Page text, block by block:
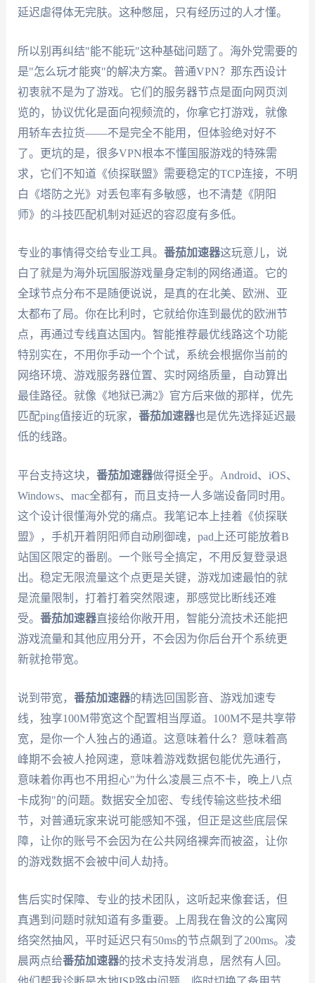
延迟虐得体无完肤。这种憋屈，只有经历过的人才懂。
所以别再纠结"能不能玩"这种基础问题了。海外党需要的
是"怎么玩才能爽"的解决方案。普通VPN？那东西设计
初衷就不是为了游戏。它们的服务器节点是面向网页浏
览的，协议优化是面向视频流的，你拿它打游戏，就像
用轿车去拉货——不是完全不能用，但体验绝对好不
了。更坑的是，很多VPN根本不懂国服游戏的特殊需
求，它们不知道《侦探联盟》需要稳定的TCP连接，不明
白《塔防之光》对丢包率有多敏感，也不清楚《阴阳
师》的斗技匹配机制对延迟的容忍度有多低。
专业的事情得交给专业工具。 番茄加速器这玩意儿，说
白了就是为海外玩国服游戏量身定制的网络通道。它的
全球节点分布不是随便说说，是真的在北美、欧洲、亚
太都布了局。你在比利时，它就给你连到最优的欧洲节
点，再通过专线直达国内。智能推荐最优线路这个功能
特别实在，不用你手动一个个试，系统会根据你当前的
网络环境、游戏服务器位置、实时网络质量，自动算出
最佳路径。就像《地狱已满2》官方后来做的那样，优先
匹配ping值接近的玩家， 番茄加速器也是优先选择延迟最
低的线路。
平台支持这块， 番茄加速器做得挺全乎。Android、iOS、
Windows、mac全都有，而且支持一人多端设备同时用。
这个设计很懂海外党的痛点。我笔记本上挂着《侦探联
盟》，手机开着阴阳师自动刷御魂，pad上还可能放着B
站国区限定的番剧。一个账号全搞定，不用反复登录退
出。稳定无限流量这个点更是关键，游戏加速最怕的就
是流量限制，打着打着突然限速，那感觉比断线还难
受。 番茄加速器直接给你敞开用，智能分流技术还能把
游戏流量和其他应用分开，不会因为你后台开个系统更
新就抢带宽。
说到带宽， 番茄加速器的精选回国影音、游戏加速专
线，独享100M带宽这个配置相当厚道。100M不是共享带
宽，是你一个人独占的通道。这意味着什么？意味着高
峰期不会被人抢网速，意味着游戏数据包能优先通行，
意味着你再也不用担心"为什么凌晨三点不卡，晚上八点
卡成狗"的问题。数据安全加密、专线传输这些技术细
节，对普通玩家来说可能感知不强，但正是这些底层保
障，让你的账号不会因为在公共网络裸奔而被盗，让你
的游戏数据不会被中间人劫持。
售后实时保障、专业的技术团队，这听起来像套话，但
真遇到问题时就知道有多重要。上周我在鲁汶的公寓网
络突然抽风，平时延迟只有50ms的节点飙到了200ms。凌
晨两点给番茄加速器的技术支持发消息，居然有人回。